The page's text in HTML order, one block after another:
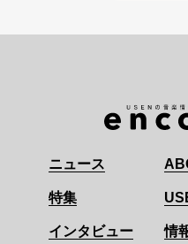
ニュース
特集
インタビュー 情